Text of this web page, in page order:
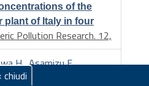
of the
plant of Italy in four
Pollution Research. 12,
H.,Asamizu E.,
(2012).
chiudi